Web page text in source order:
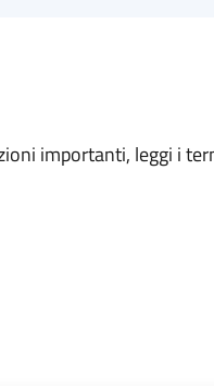
importanti, leggi i